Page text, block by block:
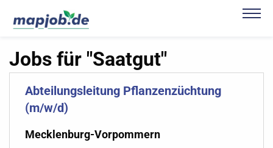
Jobs für "Saatgut"
Abteilungsleitung Pflanzenzüchtung
(m/w/d)
Mecklenburg-Vorpommern